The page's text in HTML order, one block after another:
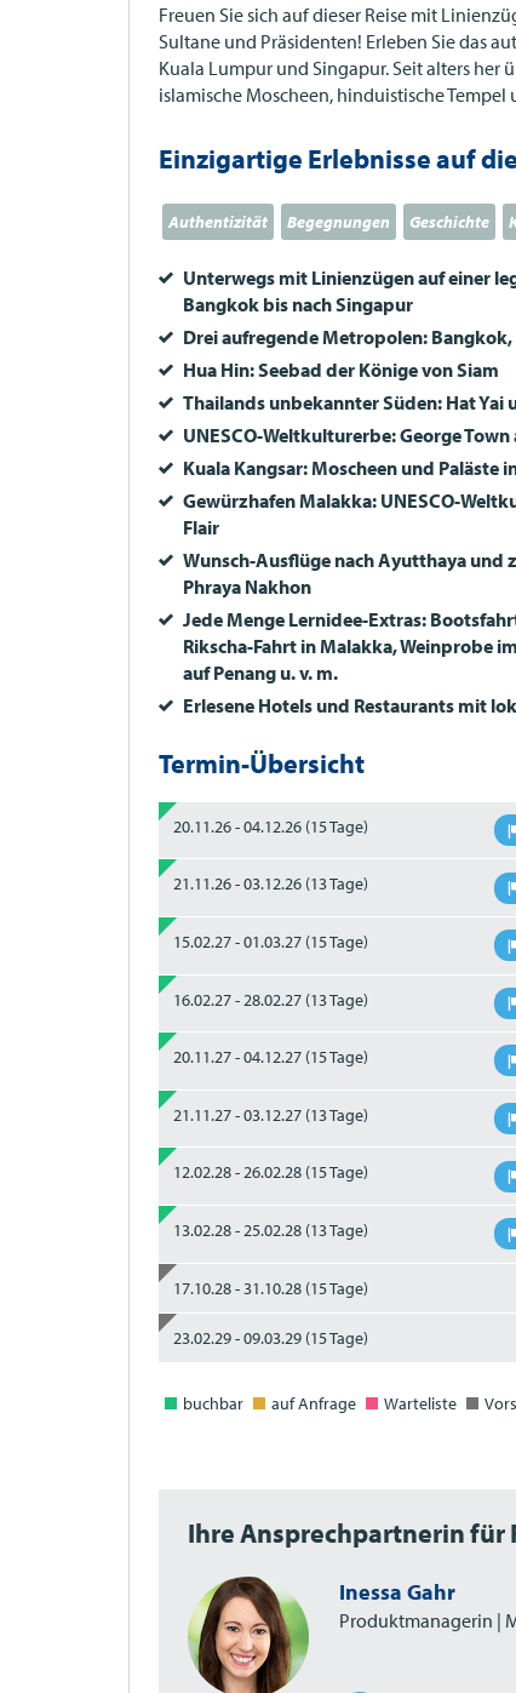
Freuen Sie sich auf dieser Reise mit
Sultane und Präsidenten! Erleben Sie das
Kuala Lumpur und Singapur. Seit alters her
islamische Moscheen, hinduistische
Einzigartige Erlebnisse auf
Authentizität Begegnungen Geschichte
Unterwegs mit Linienzügen auf einer
Bangkok bis nach Singapur
Drei aufregende Metropolen:
Hua Hin: Seebad der Könige von Siam
Thailands unbekannter Süden: Hat Yai
UNESCO-Weltkulturerbe: George Town
Kuala Kangsar: Moscheen und Paläste
Gewürzhafen Malakka: UNESCO-
Flair
Wunsch-Ausflüge nach Ayutthaya und
Phraya Nakhon
Jede Menge Lernidee-Extras:
Rikscha-Fahrt in Malakka, Weinprobe
auf Penang u. v. m.
Erlesene Hotels und Restaurants mit
Termin-Übersicht
20.11.26 - 04.12.26 (15 Tage)
21.11.26 - 03.12.26 (13 Tage)
15.02.27 - 01.03.27 (15 Tage)
16.02.27 - 28.02.27 (13 Tage)
20.11.27 - 04.12.27 (15 Tage)
21.11.27 - 03.12.27 (13 Tage)
12.02.28 - 26.02.28 (15 Tage)
13.02.28 - 25.02.28 (13 Tage)
17.10.28 - 31.10.28 (15 Tage)
23.02.29 - 09.03.29 (15 Tage)
buchbar auf Anfrage Warteliste
Ihre Ansprechpartnerin für
Inessa Gahr
Produktmanagerin |